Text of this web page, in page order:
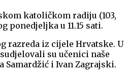
katoličkom radiju (103,
ponedjeljka u 11.15 sati.
razreda iz cijele Hrvatske. U
su učenici naše
Samardžić i Ivan Zagrajski.